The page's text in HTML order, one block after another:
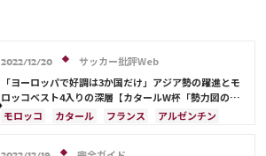
2022/12/20
サッカー批評Web
「ヨーロッパで好調は3か国だけ」アジア勢の躍進とモ
ロッコベスト4入りの深層【カタールW杯「勢力図の異
変」の理由】(2)
モロッコ カタール フランス
アルゼンチン
オーストラリア
日本代表